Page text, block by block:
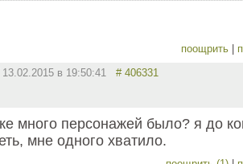
поощрить
13.02.2015 в 19:50:41 # 406331
много персонажей было? я до
мне одного хватило.